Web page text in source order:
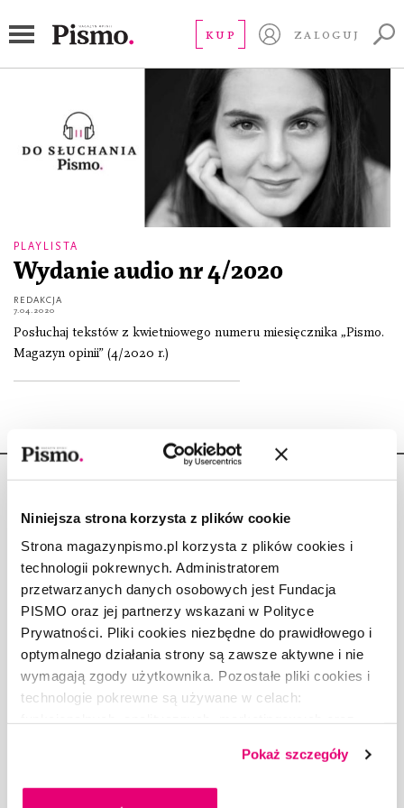
Niniejsza strona korzysta z plików cookie
Strona magazynpismo.pl korzysta z plików cookies i
technologii pokrewnych. Administratorem
przetwarzanych danych osobowych jest Fundacja
PISMO oraz jej partnerzy wskazani w Polityce
Prywatności. Pliki cookies niezbędne do prawidłowego i
optymalnego działania strony są zawsze aktywne i nie
wymagają zgody użytkownika. Pozostałe pliki cookies i
technologie pokrewne są używane w celach:
dobrowolną zgodę na pliki cookies i technologie
pokrewne, zgadzasz się na przechowywanie informacji
Pokaż szczegóły
KUP ZALOGUJ
wydanie audio 4/2020
PLAYLISTA
Wydanie audio nr 4/2020
REDAKCJA
7.04.2020
Posłuchaj tekstów z kwietniowego numeru miesięcznika „Pismo.
Magazyn opinii” (4/2020 r.)
Copyright © Fundacja Pismo
O „PIŚMIE”
ABOUT PISMO
GDZIE KUPIĆ „PISMO”?